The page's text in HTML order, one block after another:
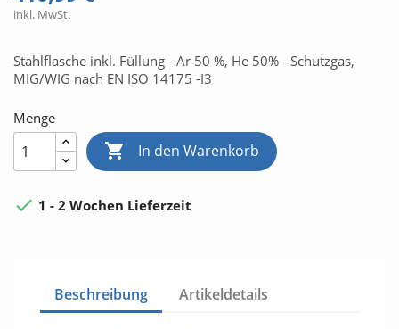
inkl. MwSt.
Stahlflasche inkl. Füllung - Ar 50 %, He 50% - Schutzgas,
MIG/WIG nach EN ISO 14175 -I3
Menge
 In den Warenkorb
 1 - 2 Wochen Lieferzeit
Beschreibung Artikeldetails